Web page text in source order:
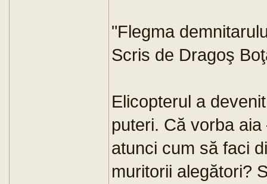
"Flegma
Scris de Dragoş
Elicopterul a
puteri. Că vorba
atunci cum să faci
muritorii alegători?